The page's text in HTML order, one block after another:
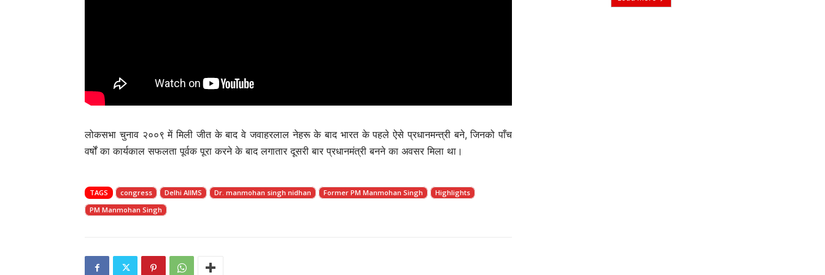
लोकसभा चुनाव २००९ में मिली जीत के बाद वे जवाहरलाल नेहरू के बाद भारत के पहले ऐसे प्रधानमन्त्री बने, जिनको पाँच
वर्षों का कार्यकाल सफलता पूर्वक पूरा करने के बाद लगातार दूसरी बार प्रधानमंत्री बनने का अवसर मिला था।
TAGS congress Delhi AIIMS Dr. manmohan singh nidhan Former PM Manmohan Singh
Highlights
PM Manmohan Singh